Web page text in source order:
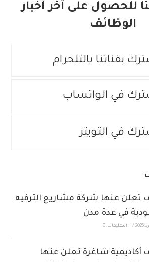
للحصول على آخر أخبار
الوظائف
بقناتنا بالتلجرام
في الواتساب
في التويتر
تعلن عنها شركة مشاريع الترفيه
في عدة مدن
/ التعليقات: 0
أكاديمية شاغرة تعلن عنها